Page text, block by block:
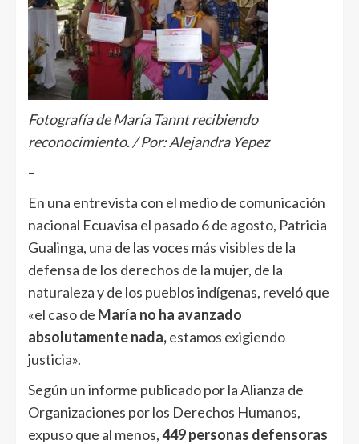
Fotografía de María Tannt recibiendo
reconocimiento. / Por: Alejandra Yepez
–
En una entrevista con el medio de comunicación
nacional Ecuavisa el pasado 6 de agosto, Patricia
Gualinga, una de las voces más visibles de la
defensa de los derechos de la mujer, de la
naturaleza y de los pueblos indígenas, reveló que
«el caso de María no ha avanzado
absolutamente nada,estamos exigiendo
justicia».
Según un informe publicado por la Alianza de
Organizaciones por los Derechos Humanos,
expuso que al menos,449 personas defensoras